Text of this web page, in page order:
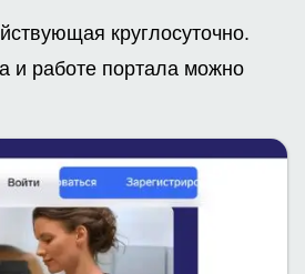
круглосуточно.
и работе портала можно